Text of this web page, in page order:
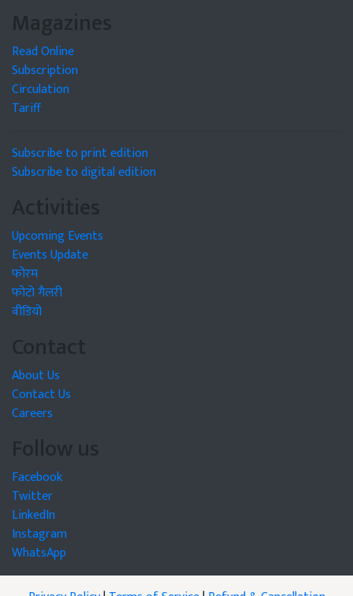
Magazines
Read Online
Subscription
Circulation
Tariff
Subscribe to print edition
Subscribe to digital edition
Activities
Upcoming Events
Events Update
फोरम
फोटो गैलरी
वीडियो
Contact
About Us
Contact Us
Careers
Follow us
Facebook
Twitter
LinkedIn
Instagram
WhatsApp